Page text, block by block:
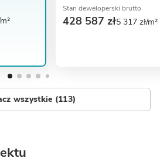
Stan deweloperski brutto
428 587 zł5 317 zł/m²
wszystkie (113)